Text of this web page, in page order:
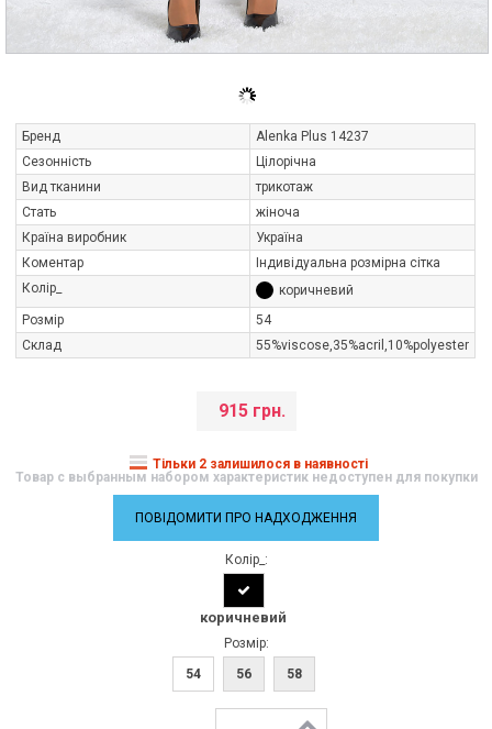
Бренд
Alenka Plus 14237
Сезонність
Цілорічна
Вид тканини
трикотаж
Стать
жіноча
Країна виробник
Україна
Коментар
Індивідуальна розмірна сітка
Колір_
коричневий
Розмір
54
Склад
55%viscose,35%aсril,10%polуester
915 грн.
Тільки 2 залишилося в наявності
Товар с выбранным набором характеристик недоступен для покупки
ПОВІДОМИТИ ПРО НАДХОДЖЕННЯ
Колір_:
коричневий
Розмір:
54
56 58